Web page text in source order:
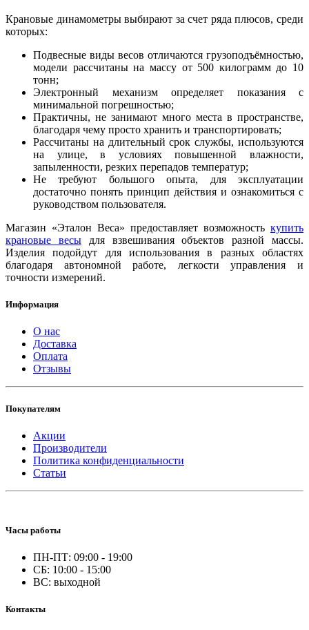
Крановые динамометры выбирают за счет ряда плюсов, среди
которых:
Подвесные виды весов отличаются грузоподъёмностью,
модели рассчитаны на массу от 500 килограмм до 10
тонн;
Электронный механизм определяет показания с
минимальной погрешностью;
Практичны, не занимают много места в пространстве,
благодаря чему просто хранить и транспортировать;
Рассчитаны на длительный срок службы, используются
на улице, в условиях повышенной влажности,
запыленности, резких перепадов температур;
Не требуют большого опыта, для эксплуатации
достаточно понять принцип действия и ознакомиться с
руководством пользователя.
Магазин «Эталон Веса» предоставляет возможность купить
крановые весыдля взвешивания объектов разной массы.
Изделия подойдут для использования в разных областях
благодаря автономной работе, легкости управления и
точности измерений.
Информация
О нас
Доставка
Оплата
Отзывы
Покупателям
Акции
Производители
Политика конфиденциальности
Статьи
Часы работы
ПН-ПТ: 09:00 - 19:00
СБ: 10:00 - 15:00
ВС: выходной
Контакты